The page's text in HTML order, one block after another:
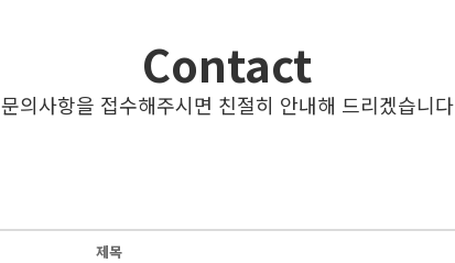
Contact
문의사항을 접수해주시면 친절히 안내해 드리겠습니다
제목